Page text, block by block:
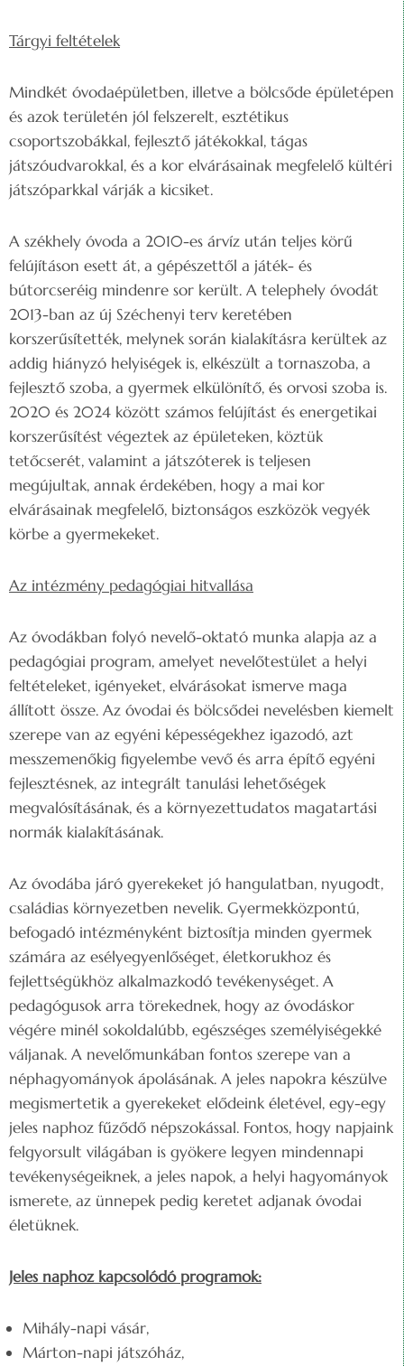
Tárgyi feltételek
Mindkét óvodaépületben, illetve a bölcsőde épületépen
és azok területén jól felszerelt, esztétikus
csoportszobákkal, fejlesztő játékokkal, tágas
játszóudvarokkal, és a kor elvárásainak megfelelő kültéri
játszóparkkal várják a kicsiket.
A székhely óvoda a 2010-es árvíz után teljes körű
felújításon esett át, a gépészettől a játék- és
bútorcseréig mindenre sor került. A telephely óvodát
2013-ban az új Széchenyi terv keretében
korszerűsítették, melynek során kialakításra kerültek az
addig hiányzó helyiségek is, elkészült a tornaszoba, a
fejlesztő szoba, a gyermek elkülönítő, és orvosi szoba is.
2020 és 2024 között számos felújítást és energetikai
korszerűsítést végeztek az épületeken, köztük
tetőcserét, valamint a játszóterek is teljesen
megújultak, annak érdekében, hogy a mai kor
elvárásainak megfelelő, biztonságos eszközök vegyék
körbe a gyermekeket.
Az intézmény pedagógiai hitvallása
Az óvodákban folyó nevelő-oktató munka alapja az a
pedagógiai program, amelyet nevelőtestület a helyi
feltételeket, igényeket, elvárásokat ismerve maga
állított össze. Az óvodai és bölcsődei nevelésben kiemelt
szerepe van az egyéni képességekhez igazodó, azt
messzemenőkig figyelembe vevő és arra építő egyéni
fejlesztésnek, az integrált tanulási lehetőségek
megvalósításának, és a környezettudatos magatartási
normák kialakításának.
Az óvodába járó gyerekeket jó hangulatban, nyugodt,
családias környezetben nevelik. Gyermekközpontú,
befogadó intézményként biztosítja minden gyermek
számára az esélyegyenlőséget, életkorukhoz és
fejlettségükhöz alkalmazkodó tevékenységet. A
pedagógusok arra törekednek, hogy az óvodáskor
végére minél sokoldalúbb, egészséges személyiségekké
váljanak. A nevelőmunkában fontos szerepe van a
néphagyományok ápolásának. A jeles napokra készülve
megismertetik a gyerekeket elődeink életével, egy-egy
jeles naphoz fűződő népszokással. Fontos, hogy napjaink
felgyorsult világában is gyökere legyen mindennapi
tevékenységeiknek, a jeles napok, a helyi hagyományok
ismerete, az ünnepek pedig keretet adjanak óvodai
életüknek.
Jeles naphoz kapcsolódó programok:
Mihály-napi vásár,
Márton-napi játszóház,